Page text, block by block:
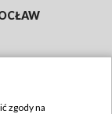
zgody na